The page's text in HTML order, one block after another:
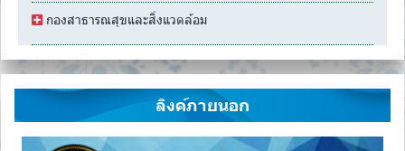
กองสาธารณสุขและสิ่งแวดล้อม
ลิงค์ภายนอก